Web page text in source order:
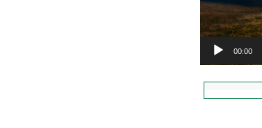
00:00